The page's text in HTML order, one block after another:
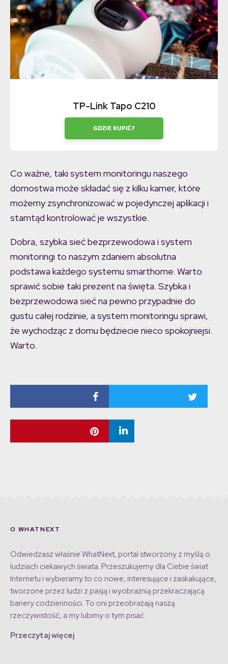
TP-Link Tapo C210
GDZIE KUPIĆ?
Co ważne, taki system monitoringu naszego
domostwa może składać się z kilku kamer, które
możemy zsynchronizować w pojedynczej aplikacji i
stamtąd kontrolować je wszystkie.
Dobra, szybka sieć bezprzewodowa i system
monitoringi to naszym zdaniem absolutna
podstawa każdego systemu smarthome. Warto
sprawić sobie taki prezent na święta. Szybka i
bezprzewodowa sieć na pewno przypadnie do
gustu całej rodzinie, a system monitoringu sprawi,
że wychodząc z domu będziecie nieco spokojniejsi.
Warto.
O WHATNEXT
Odwiedzasz właśnie WhatNext, portal stworzony z myślą o
ludziach ciekawych świata. Przeszukujemy dla Ciebie świat
Internetu i wybieramy to co nowe, interesujące i zaskakujące,
tworzone przez ludzi z pasją i wyobraźnią przekraczającą
bariery codzienności. To oni przeobrażają naszą
rzeczywistość, a my lubimy o tym pisać.
Przeczytaj więcej